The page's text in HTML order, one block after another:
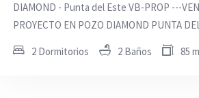
DIAMOND - Punta del Este VB-PROP ---
PROYECTO EN POZO DIAMOND PUNTA
2 Dormitorios 2 Baños 85 m